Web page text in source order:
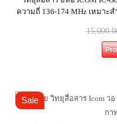
ความถี่ 136-174 MHz เหมาะ
Sale